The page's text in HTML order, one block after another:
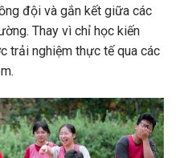
đội và gắn kết giữa các
Thay vì chỉ học kiến
trải nghiệm thực tế qua các